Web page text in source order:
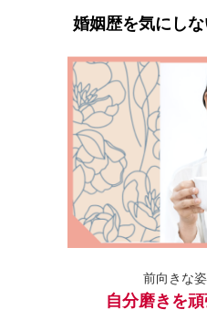
婚姻歴を気にし
前向きな
自分磨きを